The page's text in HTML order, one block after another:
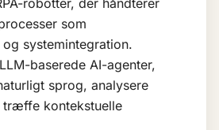
robotter, der håndterer
som
systemintegration.
LLM-baserede AI-agenter,
sprog, analysere
træffe kontekstuelle